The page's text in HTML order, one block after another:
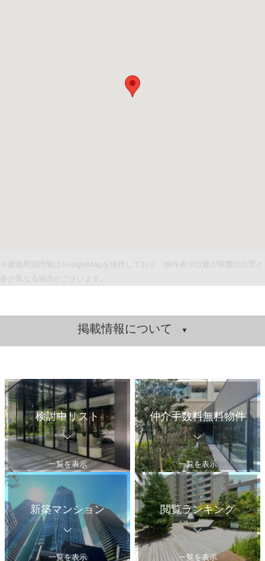
※建物周辺情報はGoogleMapを使用しており、物件表示位置が実際の位置と
多少異なる場合がございます。
掲載情報について
検討中リスト
一覧を表示
仲介手数料無料物件
一覧を表示
新築マンション
一覧を表示
閲覧ランキング
一覧を表示